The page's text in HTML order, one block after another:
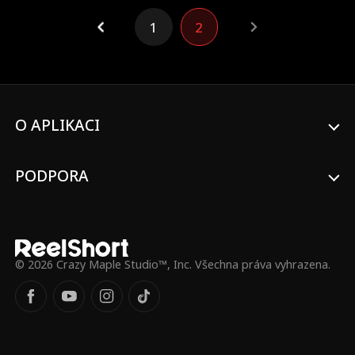
1 2
O APLIKACI
PODPORA
© 2026 Crazy Maple Studio™, Inc. Všechna práva vyhrazena.